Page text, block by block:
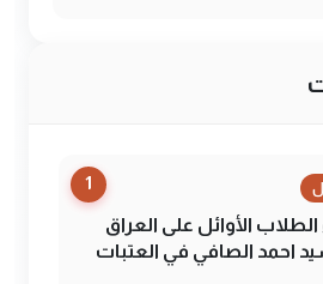
1
الطلاب الأوائل على العراق
احمد الصافي في العتبات